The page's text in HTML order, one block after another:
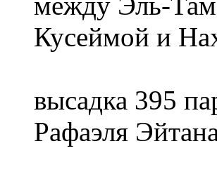
Кусеймой и
высадка 395
Рафаэля